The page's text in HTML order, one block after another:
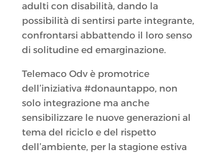
adulti con disabilità, dando la
possibilità di sentirsi parte integrante,
confrontarsi abbattendo il loro senso
di solitudine ed emarginazione.
Telemaco Odv è promotrice
dell’iniziativa #donauntappo, non
solo integrazione ma anche
sensibilizzare le nuove generazioni al
tema del riciclo e del rispetto
dell’ambiente, per la stagione estiva